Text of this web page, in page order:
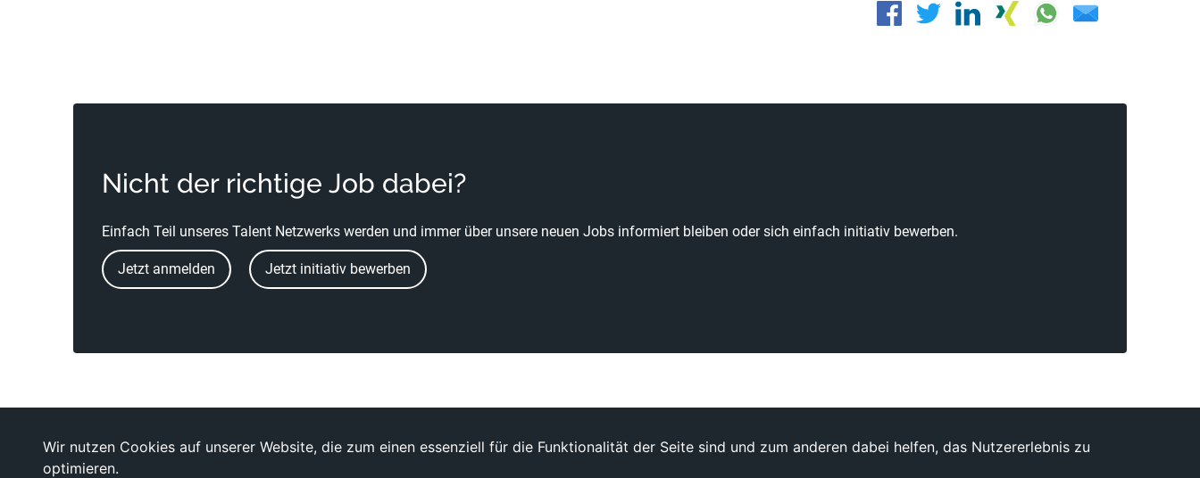
Nicht der richtige Job dabei?
Einfach Teil unseres Talent Netzwerks werden und immer über unsere neuen Jobs informiert bleiben oder sich einfach initiativ bewerben.
Jetzt anmelden Jetzt initiativ bewerben
Wir nutzen Cookies auf unserer Website, die zum einen essenziell für die Funktionalität der Seite sind und zum anderen dabei helfen, das Nutzererlebnis zu
optimieren.